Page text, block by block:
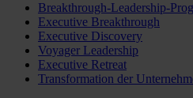
Breakthrough-Leadership-
Executive Breakthrough
Executive Discovery
Voyager Leadership
Executive Retreat
Transformation der